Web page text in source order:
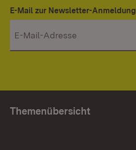
E-Mail zur Newsletter-Anmeldung
Themenübersicht